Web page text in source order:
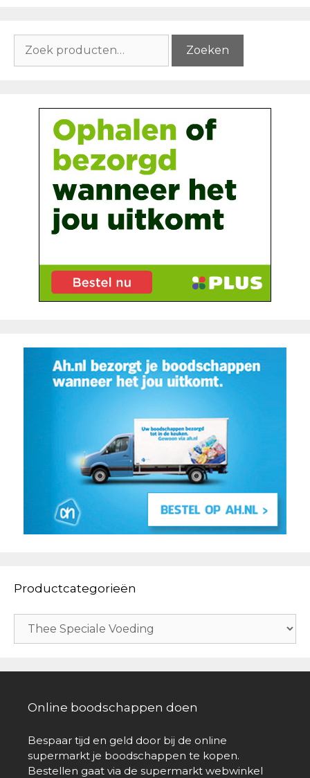
naar:
Zoeken
Productcategorieën
Online boodschappen doen
Bespaar tijd en geld door bij de online
supermarkt je boodschappen te kopen.
Bestellen gaat via de supermarkt webwinkel